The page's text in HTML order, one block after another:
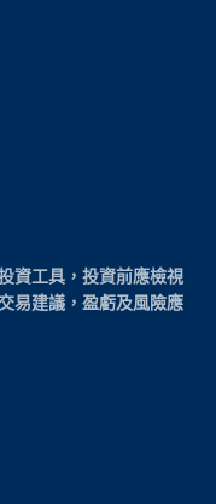
資工具，投資前應檢視
易建議，盈虧及風險應